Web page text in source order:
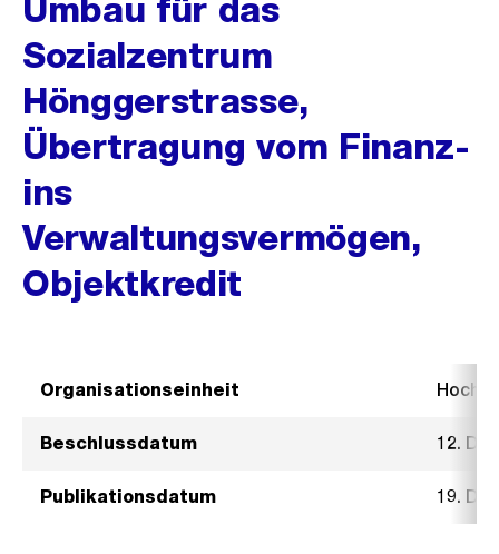
Umbau für das
Sozialzentrum
Hönggerstrasse,
Übertragung vom Finanz-
ins
Verwaltungsvermögen,
Objektkredit
Organisationseinheit
Beschlussdatum 12.
Publikationsdatum 19.